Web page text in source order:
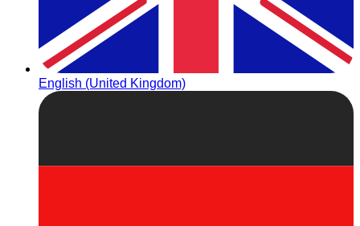
English (United Kingdom)